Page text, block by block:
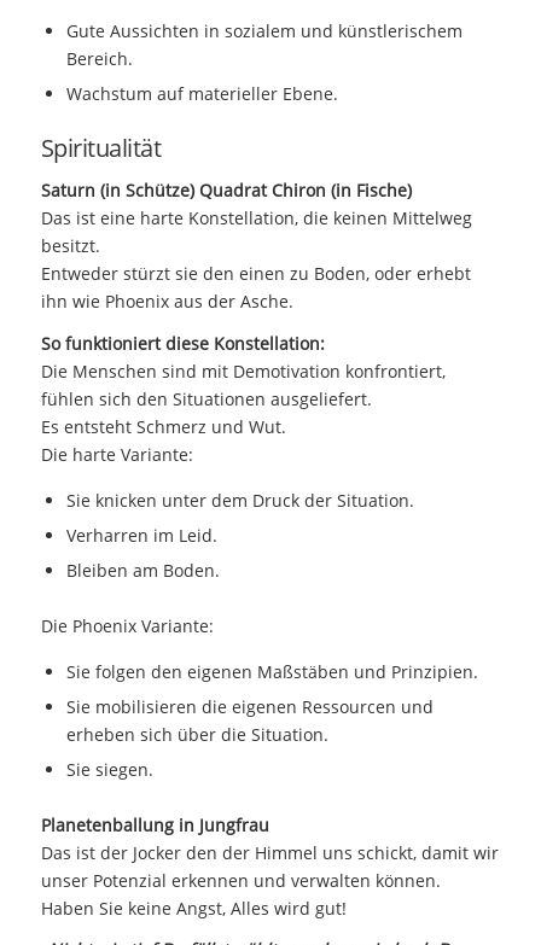
Gute Aussichten in sozialem und künstlerischem
Bereich.
Wachstum auf materieller Ebene.
Spiritualität
Saturn (in Schütze) Quadrat Chiron (in Fische)
Das ist eine harte Konstellation, die keinen Mittelweg
besitzt.
Entweder stürzt sie den einen zu Boden, oder erhebt
ihn wie Phoenix aus der Asche.
So funktioniert diese Konstellation:
Die Menschen sind mit Demotivation konfrontiert,
fühlen sich den Situationen ausgeliefert.
Es entsteht Schmerz und Wut.
Die harte Variante:
Sie knicken unter dem Druck der Situation.
Verharren im Leid.
Bleiben am Boden.
Die Phoenix Variante:
Sie folgen den eigenen Maßstäben und Prinzipien.
Sie mobilisieren die eigenen Ressourcen und
erheben sich über die Situation.
Sie siegen.
Planetenballung in Jungfrau
Das ist der Jocker den der Himmel uns schickt, damit wir
unser Potenzial erkennen und verwalten können.
Haben Sie keine Angst, Alles wird gut!